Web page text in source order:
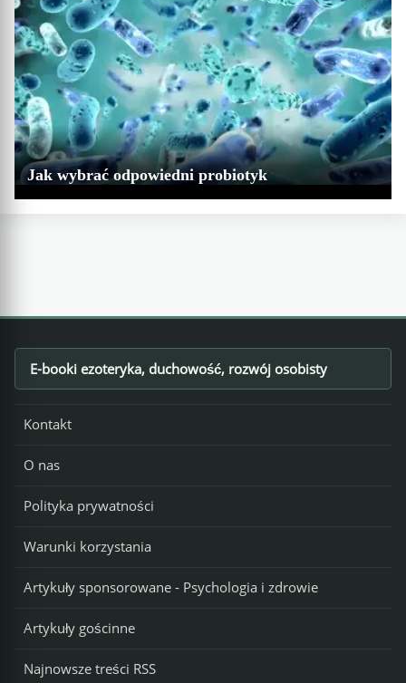
Jak wybrać odpowiedni probiotyk
Footer
E-booki ezoteryka, duchowość, rozwój osobisty
Kontakt
O nas
Polityka prywatności
Warunki korzystania
Artykuły sponsorowane - Psychologia i zdrowie
Artykuły gościnne
Najnowsze treści RSS